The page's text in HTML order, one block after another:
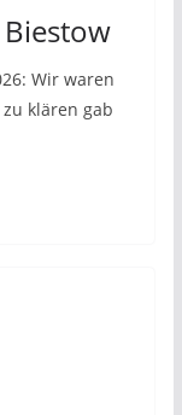
Wir waren
klären gab